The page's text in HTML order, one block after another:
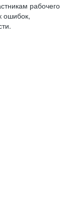
рабочего
ошибок,